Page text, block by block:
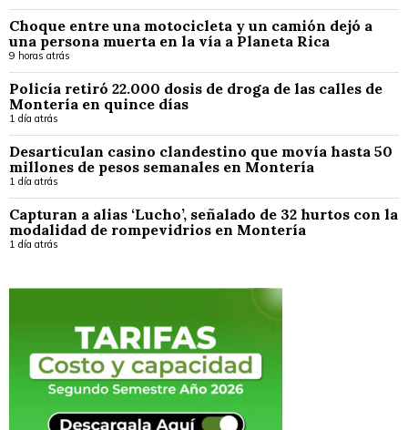
Choque entre una motocicleta y un camión dejó a
una persona muerta en la vía a Planeta Rica
9 horas atrás
Policía retiró 22.000 dosis de droga de las calles de
Montería en quince días
1 día atrás
Desarticulan casino clandestino que movía hasta 50
millones de pesos semanales en Montería
1 día atrás
Capturan a alias ‘Lucho’, señalado de 32 hurtos con la
modalidad de rompevidrios en Montería
1 día atrás